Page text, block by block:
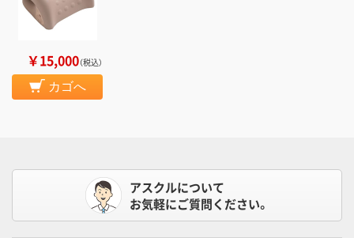
￥15,000（税込）
カゴへ
アスクルについて
お気軽にご質問ください。